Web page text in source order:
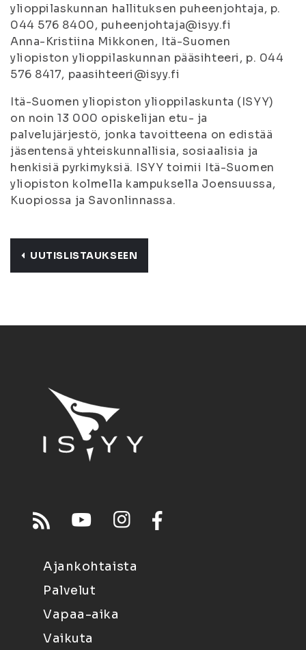
ylioppilaskunnan hallituksen puheenjohtaja, p.
044 576 8400, puheenjohtaja@isyy.fi
Anna-Kristiina Mikkonen, Itä-Suomen
yliopiston ylioppilaskunnan pääsihteeri, p. 044
576 8417, paasihteeri@isyy.fi
Itä-Suomen yliopiston ylioppilaskunta (ISYY)
on noin 13 000 opiskelijan etu- ja
palvelujärjestö, jonka tavoitteena on edistää
jäsentensä yhteiskunnallisia, sosiaalisia ja
henkisiä pyrkimyksiä. ISYY toimii Itä-Suomen
yliopiston kolmella kampuksella Joensuussa,
Kuopiossa ja Savonlinnassa.
UUTISLISTAUKSEEN
Ajankohtaista
Palvelut
Vapaa-aika
Vaikuta